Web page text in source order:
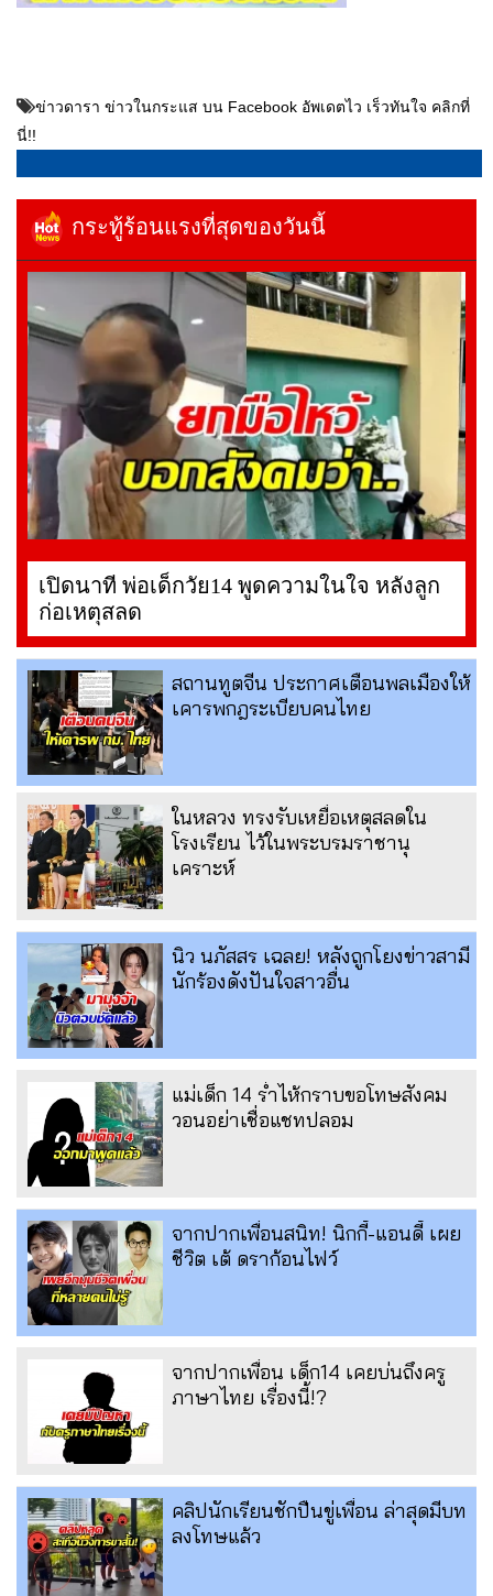
ข่าวดารา ข่าวในกระแส บน Facebook อัพเดตไว เร็วทันใจ คลิกที่
นี่!!
กระทู้ร้อนแรงที่สุดของวันนี้
เปิดนาที พ่อเด็กวัย14 พูดความในใจ หลังลูก
ก่อเหตุสลด
สถานทูตจีน ประกาศเตือนพลเมืองให้
เคารพกฎระเบียบคนไทย
ในหลวง ทรงรับเหยื่อเหตุสลดใน
โรงเรียน ไว้ในพระบรมราชานุ
เคราะห์
นิว นภัสสร เฉลย! หลังถูกโยงข่าวสามี
นักร้องดังปันใจสาวอื่น
แม่เด็ก 14 ร่ำไห้กราบขอโทษสังคม
วอนอย่าเชื่อแชทปลอม
จากปากเพื่อนสนิท! นิกกี้-แอนดี้ เผย
ชีวิต เต้ ดราก้อนไฟว์
จากปากเพื่อน เด็ก14 เคยบ่นถึงครู
ภาษาไทย เรื่องนี้!?
คลิปนักเรียนชักปืนขู่เพื่อน ล่าสุดมีบท
ลงโทษแล้ว